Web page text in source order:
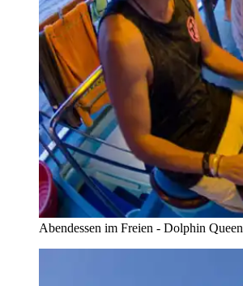
Abendessen im Freien - Dolphin Queen